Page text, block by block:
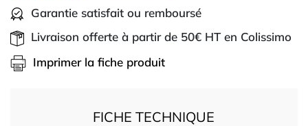
Garantie satisfait ou remboursé
Livraison offerte à partir de 50€ HT en Colissimo
Imprimer la fiche produit
FICHE TECHNIQUE